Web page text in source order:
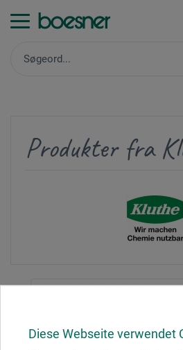
Diese Webseite verwendet
Produkter fra
1